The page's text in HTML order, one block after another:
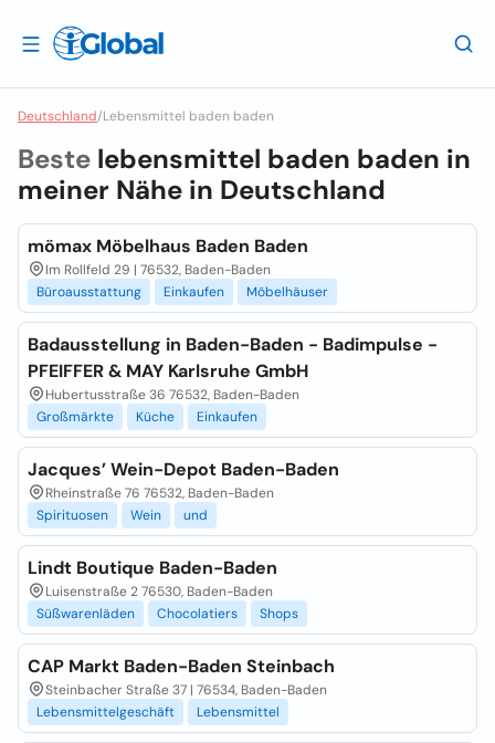
Deutschland/Lebensmittel baden baden
Beste lebensmittel baden baden in
meiner Nähe in Deutschland
mömax Möbelhaus Baden Baden
Im Rollfeld 29 | 76532, Baden-Baden
Büroausstattung
Einkaufen Möbelhäuser
Badausstellung in Baden-Baden - Badimpulse -
PFEIFFER & MAY Karlsruhe GmbH
Hubertusstraße 36 76532, Baden-Baden
Großmärkte
Küche Einkaufen
Jacques’ Wein-Depot Baden-Baden
Rheinstraße 76 76532, Baden-Baden
Spirituosen
Wein und
Lindt Boutique Baden-Baden
Luisenstraße 2 76530, Baden-Baden
Süßwarenläden
Chocolatiers Shops
CAP Markt Baden-Baden Steinbach
Steinbacher Straße 37 | 76534, Baden-Baden
Lebensmittelgeschäft
Lebensmittel